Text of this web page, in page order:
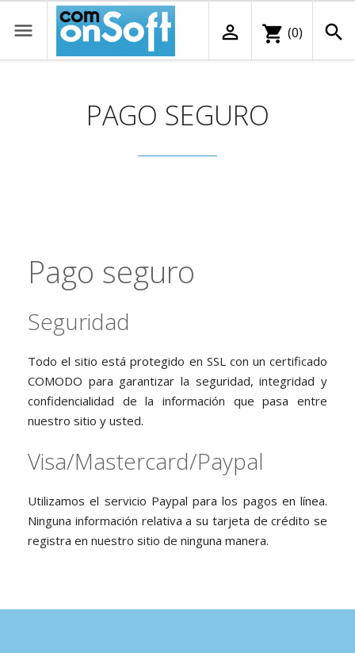
 
shopping_cart (0)

PAGO SEGURO
Pago seguro
Seguridad
Todo el sitio está protegido en SSL con un certificado
COMODO para garantizar la seguridad, integridad y
confidencialidad de la información que pasa entre
nuestro sitio y usted.
Visa/Mastercard/Paypal
Utilizamos el servicio Paypal para los pagos en línea.
Ninguna información relativa a su tarjeta de crédito se
registra en nuestro sitio de ninguna manera.